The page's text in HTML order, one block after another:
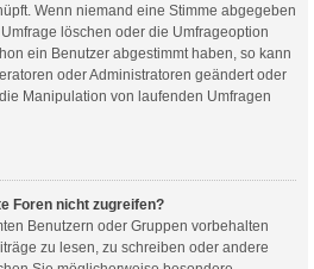
Wenn niemand eine Stimme abgegeben
löschen oder die Umfrageoption
ein Benutzer abgestimmt haben, so kann
oder Administratoren geändert oder
Manipulation von laufenden Umfragen
Foren nicht zugreifen?
Benutzern oder Gruppen vorbehalten
zu lesen, zu schreiben oder andere